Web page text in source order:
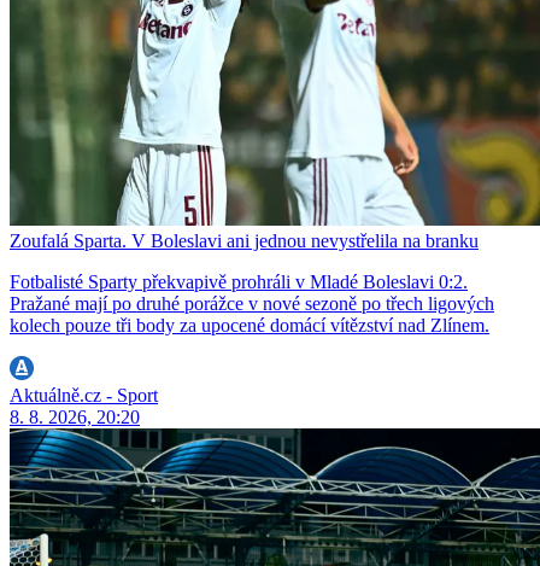
Zoufalá Sparta. V Boleslavi ani jednou nevystřelila na branku
Fotbalisté Sparty překvapivě prohráli v Mladé Boleslavi 0:2.
Pražané mají po druhé porážce v nové sezoně po třech ligových
kolech pouze tři body za upocené domácí vítězství nad Zlínem.
Aktuálně.cz - Sport
8. 8. 2026, 20:20